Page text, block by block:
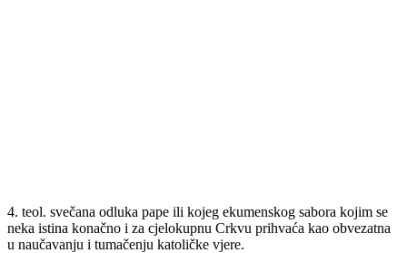
4. teol. svečana odluka pape ili kojeg ekumenskog sabora kojim se
neka istina konačno i za cjelokupnu Crkvu prihvaća kao obvezatna
u naučavanju i tumačenju katoličke vjere.